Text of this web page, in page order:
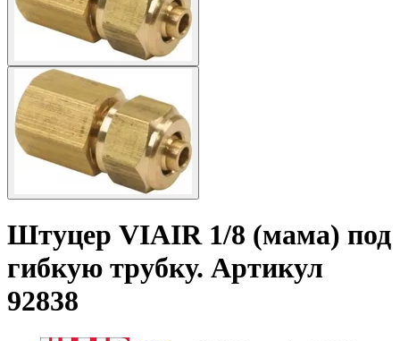
Штуцер VIAIR1/8 (мама) под
гибкую трубку. Артикул
92838